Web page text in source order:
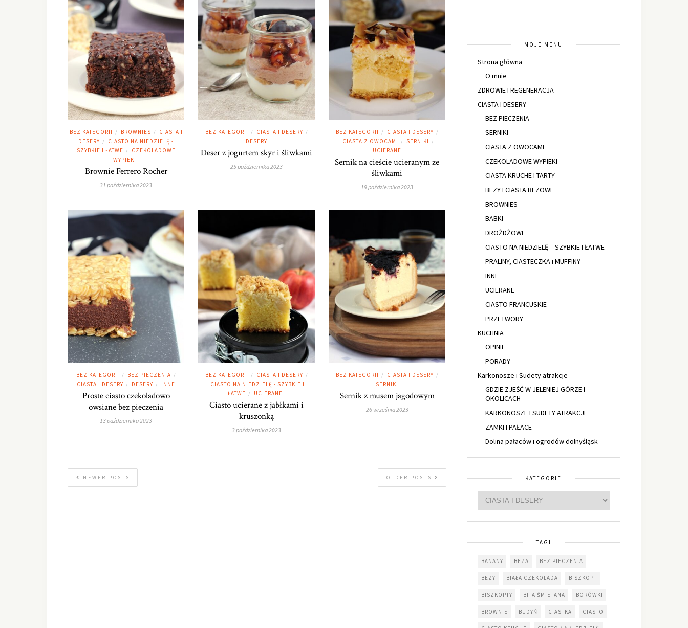
BEZ KATEGORII / BROWNIES /
CIASTA I
DESERY /
CIASTO NA NIEDZIELĘ -
SZYBKIE I ŁATWE /
CZEKOLADOWE
WYPIEKI
Brownie Ferrero Rocher
31 października 2023
BEZ KATEGORII / CIASTA I DESERY /
DESERY
Deser z jogurtem skyr i śliwkami
25 października 2023
BEZ KATEGORII / CIASTA I DESERY /
CIASTA Z OWOCAMI / SERNIKI /
UCIERANE
Sernik na cieście ucieranym ze
śliwkami
19 października 2023
BEZ KATEGORII / BEZ PIECZENIA /
CIASTA I DESERY / DESERY / INNE
Proste ciasto czekoladowo
owsiane bez pieczenia
13 października 2023
BEZ KATEGORII / CIASTA I DESERY /
CIASTO NA NIEDZIELĘ - SZYBKIE I
ŁATWE / UCIERANE
Ciasto ucierane z jabłkami i
kruszonką
3 października 2023
BEZ KATEGORII / CIASTA I DESERY /
SERNIKI
Sernik z musem jagodowym
26 września 2023
OLDER POSTS
NEWER POSTS
MOJE MENU
Strona główna
O mnie
ZDROWIE I REGENERACJA
CIASTA I DESERY
BEZ PIECZENIA
SERNIKI
CIASTA Z OWOCAMI
CZEKOLADOWE WYPIEKI
CIASTA KRUCHE I TARTY
BEZY I CIASTA BEZOWE
BROWNIES
BABKI
DROŻDŻOWE
CIASTO NA NIEDZIELĘ – SZYBKIE I ŁATWE
PRALINY, CIASTECZKA i MUFFINY
INNE
UCIERANE
CIASTO FRANCUSKIE
PRZETWORY
KUCHNIA
OPINIE
PORADY
Karkonosze i Sudety atrakcje
GDZIE ZJEŚĆ W JELENIEJ GÓRZE I
OKOLICACH
KARKONOSZE I SUDETY ATRAKCJE
ZAMKI I PAŁACE
Dolina pałaców i ogrodów dolnyśląsk
KATEGORIE
TAGI
BANANY BEZA BEZ PIECZENIA
BEZY BIAŁA CZEKOLADA BISZKOPT
BISZKOPTY BITA ŚMIETANA BORÓWKI
BROWNIE BUDYŃ CIASTKA CIASTO